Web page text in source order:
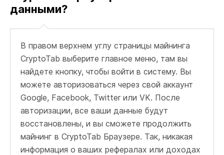
данными?
В правом верхнем углу страницы майнинга
CryptoTab выберите главное меню, там вы
найдете кнопку, чтобы войти в систему. Вы
можете авторизоваться через свой аккаунт
Google, Facebook, Twitter или VK. После
авторизации, все ваши данные будут
восстановлены, и вы сможете продолжить
майнинг в CryptoTab Браузере. Так, никакая
информация о ваших рефералах или доходах